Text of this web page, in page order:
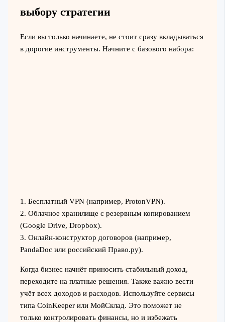
выбору стратегии
Если вы только начинаете, не стоит сразу вкладываться
в дорогие инструменты. Начните с базового набора:
1. Бесплатный VPN (например, ProtonVPN).
2. Облачное хранилище с резервным копированием
(Google Drive, Dropbox).
3. Онлайн-конструктор договоров (например,
PandaDoc или российский Право.ру).
Когда бизнес начнёт приносить стабильный доход,
переходите на платные решения. Также важно вести
учёт всех доходов и расходов. Используйте сервисы
типа CoinKeeper или МойСклад. Это поможет не
только контролировать финансы, но и избежать